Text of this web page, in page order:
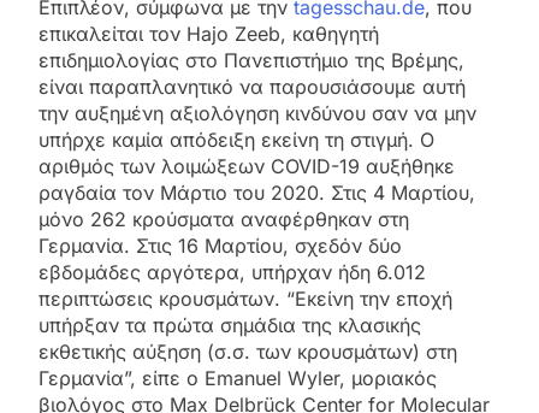
Επιπλέον, σύμφωνα με την tagesschau.de, που
επικαλείται τον Hajo Zeeb, καθηγητή
επιδημιολογίας στο Πανεπιστήμιο της Βρέμης,
είναι παραπλανητικό να παρουσιάσουμε αυτή
την αυξημένη αξιολόγηση κινδύνου σαν να μην
υπήρχε καμία απόδειξη εκείνη τη στιγμή. Ο
αριθμός των λοιμώξεων COVID-19 αυξήθηκε
ραγδαία τον Μάρτιο του 2020. Στις 4 Μαρτίου,
μόνο 262 κρούσματα αναφέρθηκαν στη
Γερμανία. Στις 16 Μαρτίου, σχεδόν δύο
εβδομάδες αργότερα, υπήρχαν ήδη 6.012
περιπτώσεις κρουσμάτων. “Εκείνη την εποχή
υπήρξαν τα πρώτα σημάδια της κλασικής
εκθετικής αύξηση (σ.σ. των κρουσμάτων) στη
Γερμανία”, είπε ο Emanuel Wyler, μοριακός
βιολόγος στο Max Delbrück Center for Molecular